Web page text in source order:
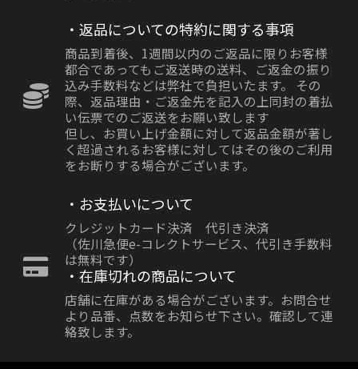
・返品についての特約に関する事項
商品到着後、1週間以内のご返品に限りお客様
都合であってもご返送時の送料、ご返金の振り
込み手数料などは弊社で負担いたます。 その
際、返品理由・ご返金先を記入の上同封の着払
い伝票でのご返送をお願い致します
但し、お買い上げ金額に対して返品金額が著し
く超過されるお客様に対してはその後のご利用
をお断りする場合がございます。
・お支払いについて
クレジットカード決済 代引き決済
（佐川急便e-コレクトサービス、代引き手数料
は無料です）
・在庫切れの商品について
店舗に在庫がある場合がございます。お問合せ
より品番、点数をお知らせ下さい。確認して連
絡致します。